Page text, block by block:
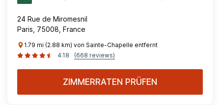
24 Rue de Miromesnil
Paris, 75008, France
1.79 mi (2.88 km) von Sainte-Chapelle entfernt
4.18
(668 reviews)
ZIMMERRATEN PRÜFEN